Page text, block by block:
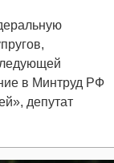
в Минтруд РФ
депутат